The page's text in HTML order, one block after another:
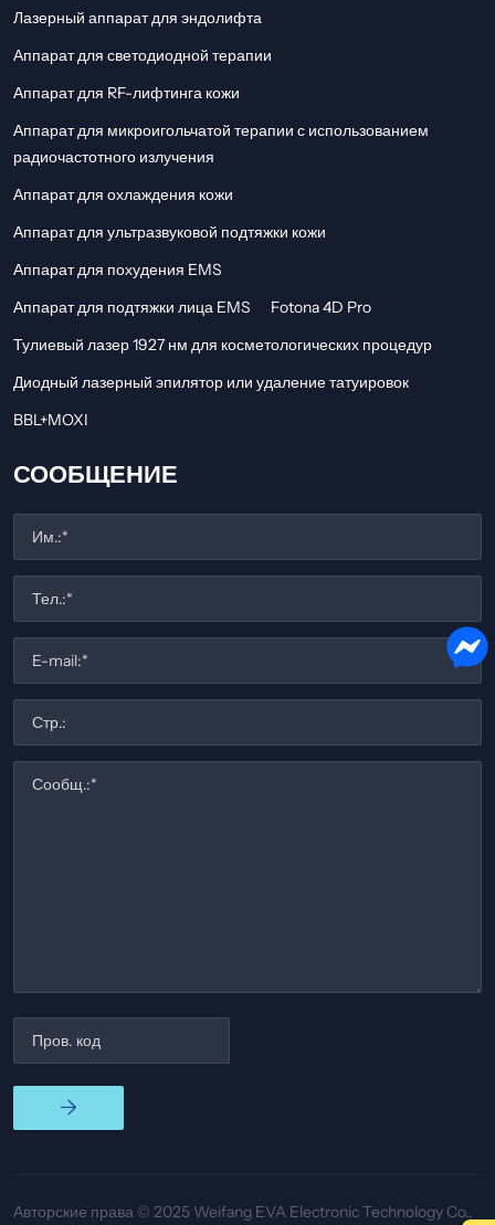
Лазерный аппарат для эндолифта
Аппарат для светодиодной терапии
Аппарат для RF-лифтинга кожи
Аппарат для микроигольчатой ​​терапии с использованием
радиочастотного излучения
Аппарат для охлаждения кожи
Аппарат для ультразвуковой подтяжки кожи
Аппарат для похудения EMS
Аппарат для подтяжки лица EMS
Fotona 4D Pro
Тулиевый лазер 1927 нм для косметологических процедур
Диодный лазерный эпилятор или удаление татуировок
BBL+MOXI
СООБЩЕНИЕ
Авторские права © 2025 Weifang EVA Electronic Technology Co.,